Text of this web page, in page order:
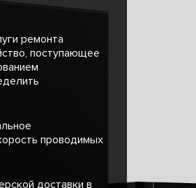
ремонта
поступающее
проводимых
доставки в